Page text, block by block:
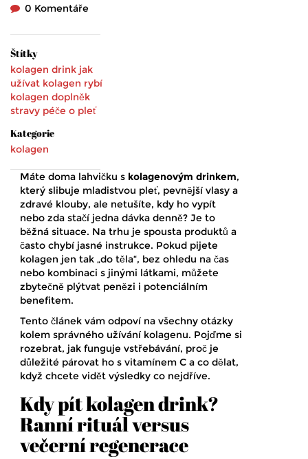
0 Komentáře
Štítky
kolagen drink jak
užívat kolagen rybí
kolagen doplněk
stravy péče o pleť
Kategorie
kolagen
Máte doma lahvičku s kolagenovým drinkem,
který slibuje mladistvou pleť, pevnější vlasy a
zdravé klouby, ale netušíte, kdy ho vypít
nebo zda stačí jedna dávka denně? Je to
běžná situace. Na trhu je spousta produktů a
často chybí jasné instrukce. Pokud pijete
kolagen jen tak „do těla“, bez ohledu na čas
nebo kombinaci s jinými látkami, můžete
zbytečně plýtvat penězi i potenciálním
benefitem.
Tento článek vám odpoví na všechny otázky
kolem správného užívání kolagenu. Pojďme si
rozebrat, jak funguje vstřebávání, proč je
důležité párovat ho s vitamínem C a co dělat,
když chcete vidět výsledky co nejdříve.
Kdy pít kolagen drink?
Ranní rituál versus
večerní regenerace